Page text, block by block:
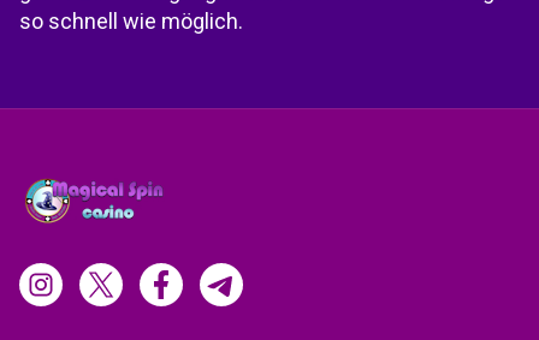
so schnell wie möglich.